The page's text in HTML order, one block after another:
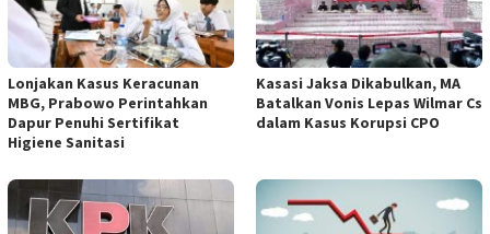
Lonjakan Kasus Keracunan
MBG, Prabowo Perintahkan
Dapur Penuhi Sertifikat
Higiene Sanitasi
Kasasi Jaksa Dikabulkan, MA
Batalkan Vonis Lepas Wilmar Cs
dalam Kasus Korupsi CPO